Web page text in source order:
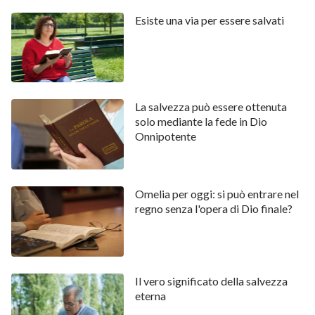
pazienti con gli altri e ad amarli come noi stessi;
malgrado ciò, visto che gli altri intaccano i nostri
interessi e la nostra reputazione, spesso siamo
prevenuti nei loro confronti; quindi non li
sopportiamo o non li trattiamo con amore, e
continuiamo a odiarli. Il Signore ci ha insegnato a
essere puri e onesti come bambini quando parliamo e
agiamo; eppure, per proteggere la nostra
continuamene alla menzogna e all’inganno. Il Signore
ci ha insegnato a ringraziare per tutte le cose, ma
davanti a delle circostanze sfavorevoli o a dei disastri,
inconsapevolmente ci lamentiamo e fraintendiamo
Dio, e perdiamo persino la fede in Lui. Le Scritture
dicono: “Procacciate pace con tutti e la santificazione
Esiste una via per essere salvati
La salvezza può essere ottenuta
solo mediante la fede in Dio
Onnipotente
Omelia per oggi: si può entrare nel
regno senza l'opera di Dio finale?
Il vero significato della salvezza
eterna